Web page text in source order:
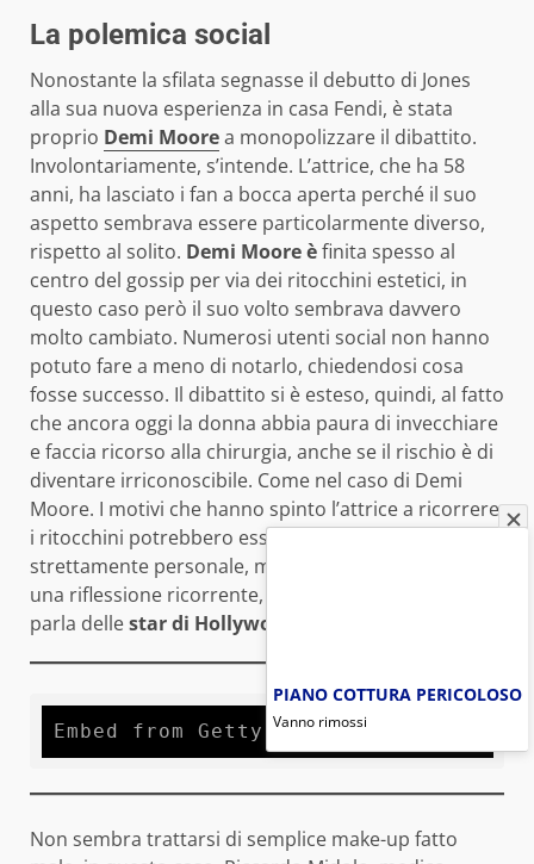
La polemica social
Nonostante la sfilata segnasse il debutto di Jones
alla sua nuova esperienza in casa Fendi, è stata
proprio Demi Moorea monopolizzare il dibattito.
Involontariamente, s’intende. L’attrice, che ha 58
anni, ha lasciato i fan a bocca aperta perché il suo
aspetto sembrava essere particolarmente diverso,
rispetto al solito. Demi Moore èfinita spesso al
centro del gossip per via dei ritocchini estetici, in
questo caso però il suo volto sembrava davvero
molto cambiato. Numerosi utenti social non hanno
potuto fare a meno di notarlo, chiedendosi cosa
fosse successo. Il dibattito si è esteso, quindi, al fatto
che ancora oggi la donna abbia paura di invecchiare
e faccia ricorso alla chirurgia, anche se il rischio è di
diventare irriconoscibile. Come nel caso di Demi
Moore. I motivi che hanno spinto l’attrice a ricorrere
i ritocchini potrebbero essere altri, è una questione
strettamente personale, ma si tratta comunque di
una riflessione ricorrente, soprattutto quando si
parla dellestar di Hollywood
Embed from Getty Images
Non sembra trattarsi di semplice make-up fatto
PIANO COTTURA PERICOLOSO
Vanno rimossi